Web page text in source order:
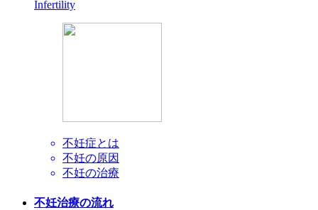
Infertility
不妊症とは
不妊の原因
不妊の治療
不妊治療の流れ